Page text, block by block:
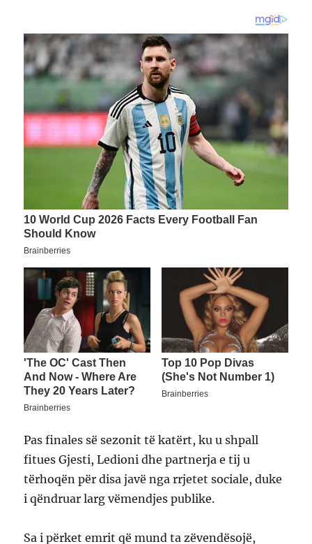
Pas finales së sezonit të katërt, ku u shpall
fitues Gjesti, Ledioni dhe partnerja e tij u
tërhoqën për disa javë nga rrjetet sociale, duke
i qëndruar larg vëmendjes publike.
Sa i përket emrit që mund ta zëvendësojë,